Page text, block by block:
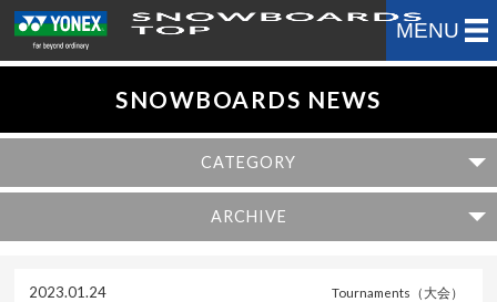
MENU
SNOWBOARDS NEWS
CATEGORY
ARCHIVE
2023.01.24 Tournaments（大会）